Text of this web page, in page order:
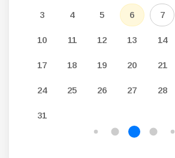
3 4 5 6 7
10 11 12 13 14
17 18 19 20 21
24 25 26 27 28
31